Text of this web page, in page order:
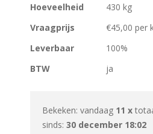
Hoeveelheid
430 kg
Vraagprijs
€45,00 per
Leverbaar
100%
BTW
ja
Bekeken: vandaag 11 x
sinds: 30 december 18:02